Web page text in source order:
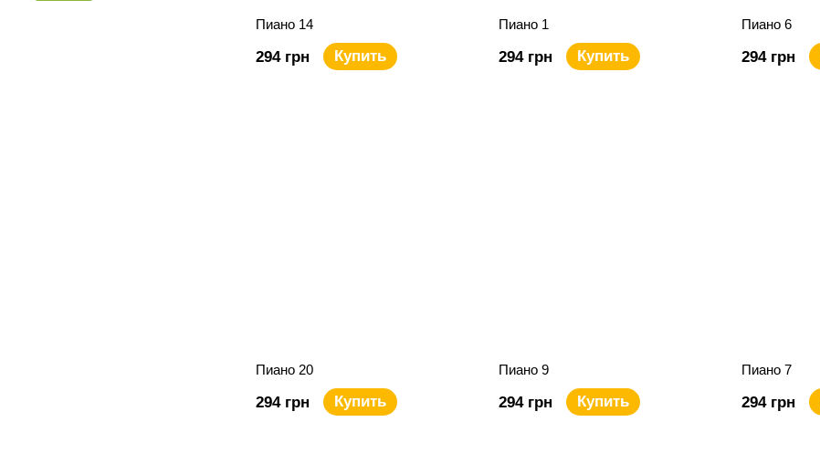
Пиано 14
294 грн Купить
Пиано 1
294 грн Купить
Пиано 6
294 грн
Пиано 20
294 грн Купить
Пиано 9
294 грн Купить
Пиано 7
294 грн